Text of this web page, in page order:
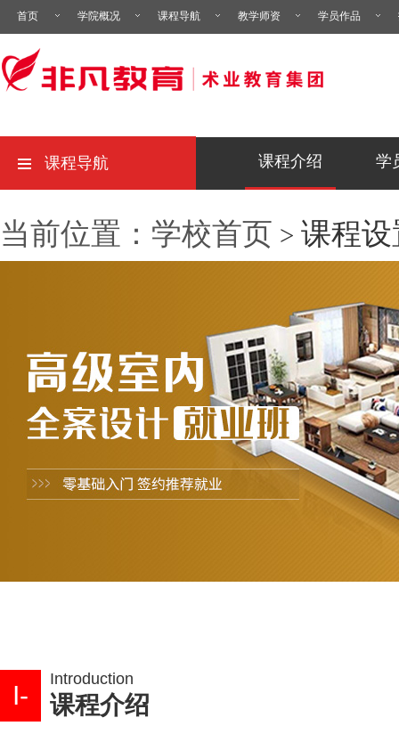
首页 学院概况 课程导航 教学师资 学员作品
课程介绍 学
课程导航
当前位置：学校首页 > 课程设
I-
Introduction
课程介绍